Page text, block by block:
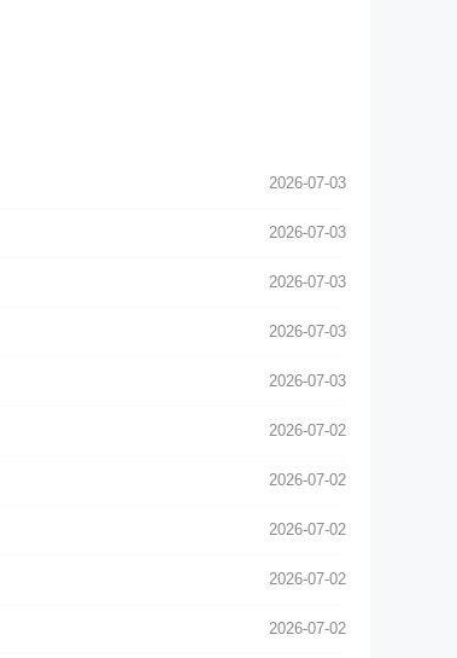
2026-07-03
2026-07-03
2026-07-03
2026-07-03
2026-07-03
2026-07-02
2026-07-02
2026-07-02
2026-07-02
2026-07-02